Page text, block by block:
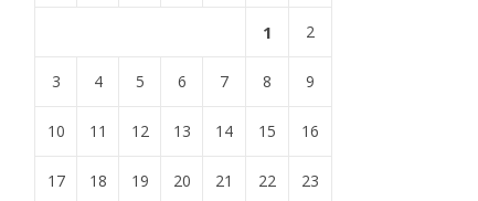
1 2
3 4 5 6 7 8 9
10 11 12 13 14 15 16
17 18 19 20 21 22 23